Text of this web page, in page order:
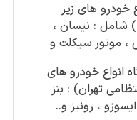
انواع خودرو های زیر
) شامل : نیسان ،
340 دستگاه انواع خودرو های
تهران) : بنز